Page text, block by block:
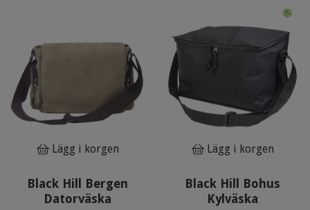
Lägg i korgen
Black Hill Bergen
Datorväska
Lägg i korgen
Black Hill Bohus
Kylväska